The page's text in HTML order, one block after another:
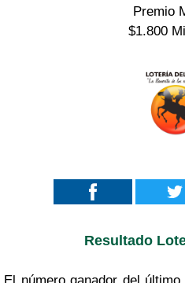
Premio
$1.800
Resultado
El número ganador del